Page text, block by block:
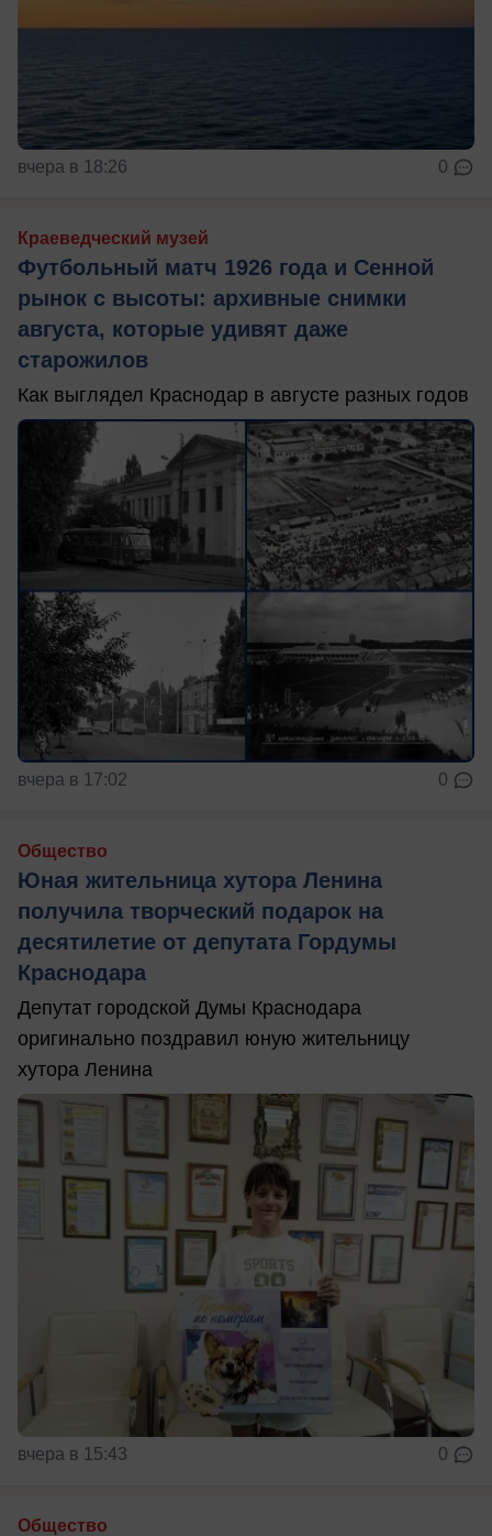
вчера в 18:26 0
Краеведческий музей
Футбольный матч 1926 года и Сенной
рынок с высоты: архивные снимки
августа, которые удивят даже
старожилов
Как выглядел Краснодар в августе разных годов
вчера в 17:02 0
Общество
Юная жительница хутора Ленина
получила творческий подарок на
десятилетие от депутата Гордумы
Краснодара
Депутат городской Думы Краснодара
оригинально поздравил юную жительницу
хутора Ленина
вчера в 15:43 0
Общество